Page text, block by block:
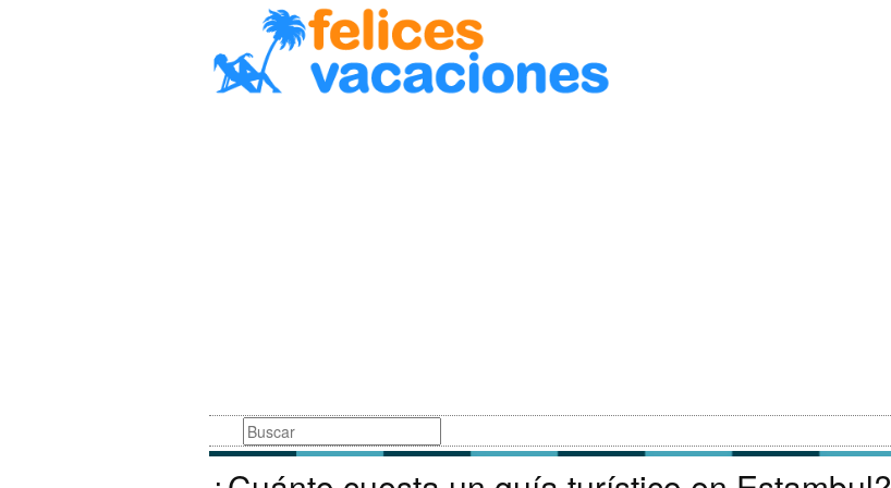
Busqueda